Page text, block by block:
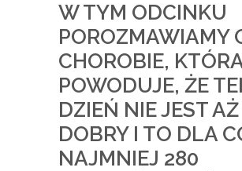
W TYM ODCINKU
POROZMAWIAMY
CHOROBIE,
POWODUJE, ŻE
DZIEŃ NIE JEST
DOBRY I TO DLA
NAJMNIEJ 280